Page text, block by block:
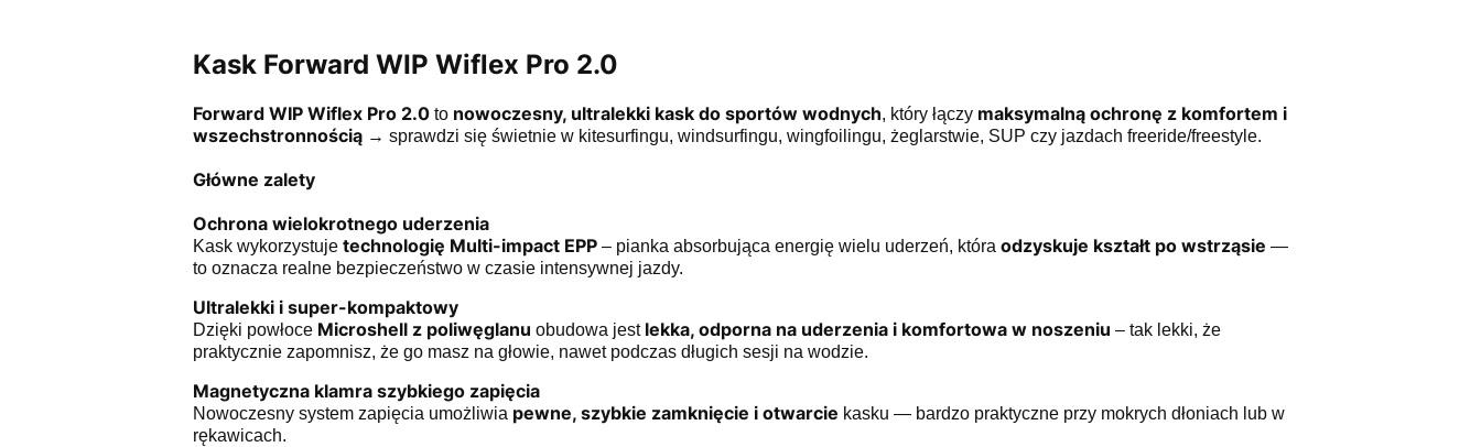
Kask Forward WIP Wiflex Pro 2.0
Forward WIP Wiflex Pro 2.0to nowoczesny, ultralekki kask do sportów wodnych, który łączy maksymalną ochronę z komfortem i
wszechstronnością→ sprawdzi się świetnie w kitesurfingu, windsurfingu, wingfoilingu, żeglarstwie, SUP czy jazdach freeride/freestyle.
Główne zalety
Ochrona wielokrotnego uderzenia
Kask wykorzystuje technologię Multi-impact EPP– pianka absorbująca energię wielu uderzeń, która odzyskuje kształt po wstrząsie —
to oznacza realne bezpieczeństwo w czasie intensywnej jazdy.
Ultralekki i super-kompaktowy
Dzięki powłoce Microshell z poliwęglanu obudowa jest lekka, odporna na uderzenia i komfortowa w noszeniu – tak lekki, że
praktycznie zapomnisz, że go masz na głowie, nawet podczas długich sesji na wodzie.
Magnetyczna klamra szybkiego zapięcia
Nowoczesny system zapięcia umożliwia pewne, szybkie zamknięcie i otwarcie kasku — bardzo praktyczne przy mokrych dłoniach lub w
rękawicach.